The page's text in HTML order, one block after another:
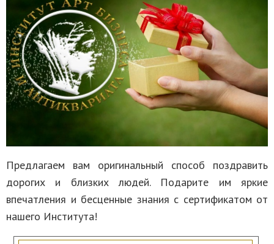
Предлагаем вам оригинальный способ поздравить
дорогих и близких людей. Подарите им яркие
впечатления и бесценные знания с сертификатом от
нашего Института!